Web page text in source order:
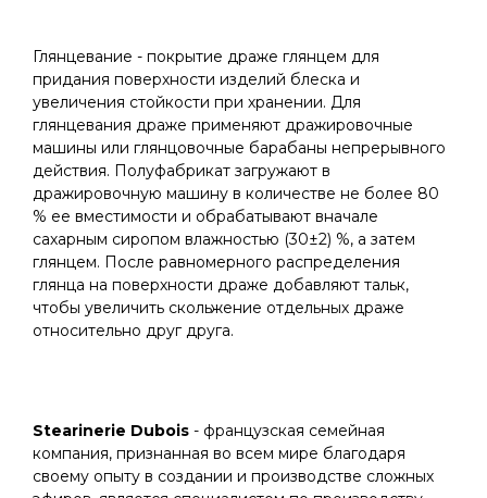
Глянцевание - покрытие драже глянцем для
придания поверхности изделий блеска и
увеличения стойкости при хранении. Для
глянцевания драже применяют дражировочные
машины или глянцовочные барабаны непрерывного
действия. Полуфабрикат загружают в
дражировочную машину в количестве не более 80
% ее вместимости и обрабатывают вначале
сахарным сиропом влажностью (30±2) %, а затем
глянцем. После равномерного распределения
глянца на поверхности драже добавляют тальк,
чтобы увеличить скольжение отдельных драже
относительно друг друга.
Stearinerie Dubois - французская семейная
компания, признанная во всем мире благодаря
своему опыту в создании и производстве сложных